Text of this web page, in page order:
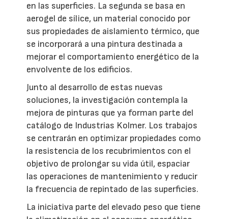
en las superficies. La segunda se basa en
aerogel de sílice, un material conocido por
sus propiedades de aislamiento térmico, que
se incorporará a una pintura destinada a
mejorar el comportamiento energético de la
envolvente de los edificios.
Junto al desarrollo de estas nuevas
soluciones, la investigación contempla la
mejora de pinturas que ya forman parte del
catálogo de Industrias Kolmer. Los trabajos
se centrarán en optimizar propiedades como
la resistencia de los recubrimientos con el
objetivo de prolongar su vida útil, espaciar
las operaciones de mantenimiento y reducir
la frecuencia de repintado de las superficies.
La iniciativa parte del elevado peso que tiene